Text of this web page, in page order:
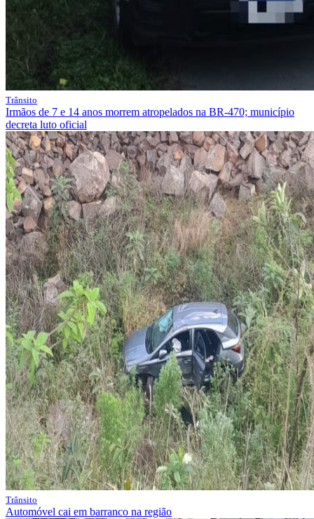
Trânsito
Irmãos de 7 e 14 anos morrem atropelados na BR-470; município
decreta luto oficial
Trânsito
Automóvel cai em barranco na região